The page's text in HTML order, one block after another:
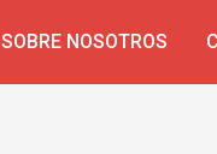
SOBRE NOSOTROS